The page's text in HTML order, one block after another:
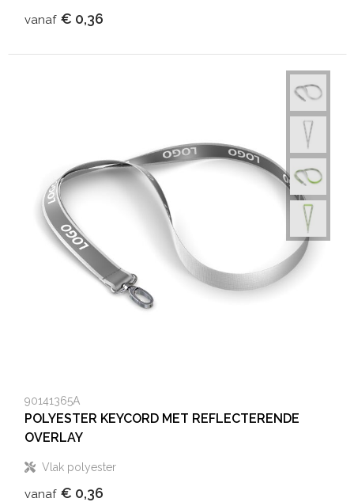
vanaf € 0,36
90141365A
POLYESTER KEYCORD MET REFLECTERENDE
OVERLAY
Vlak polyester
vanaf € 0,36